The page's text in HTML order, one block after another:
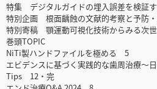
特集 デジタルガイドの埋入誤差を検証
特別企画 根面齲蝕の文献的考察と予防・
特別寄稿 顎運動可視化技術からみる次
巻頭TOPIC
NiTi製ハンドファイルを極める 5
エビデンスに基づく実践的な歯周治療～
Tips 12・完